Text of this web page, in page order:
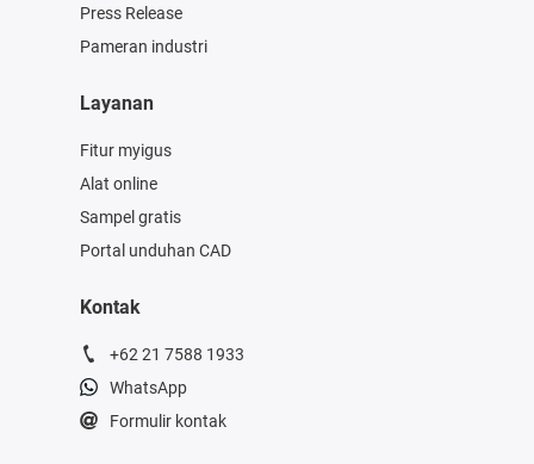
Press Release
Pameran industri
Layanan
Fitur myigus
Alat online
Sampel gratis
Portal unduhan CAD
Kontak
+62 21 7588 1933
WhatsApp
Formulir kontak